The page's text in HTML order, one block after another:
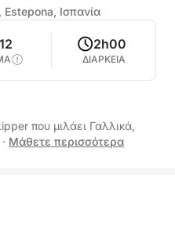
Ισπανία
12 2h00
ΔΙΑΡΚΕΙΑ
που μιλάει Γαλλικά,
· Μάθετε περισσότερα